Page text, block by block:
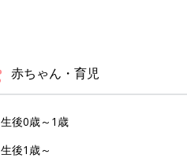
赤ちゃん・育児
生後0歳～1歳
生後1歳～